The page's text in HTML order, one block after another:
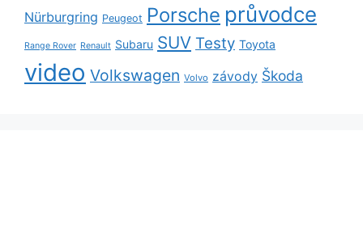
Nürburgring Peugeot Porsche průvodce
Range Rover Renault Subaru SUV Testy Toyota
video Volkswagen Volvo závody Škoda